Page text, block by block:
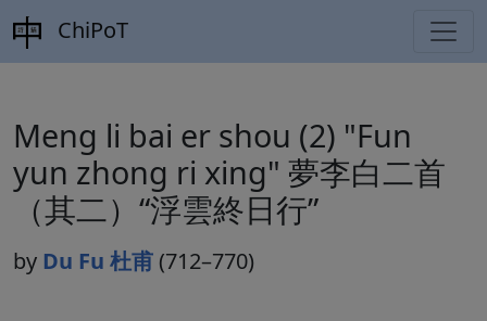
ChiPoT
Meng li bai er shou (2) "Fun
yun zhong ri xing" 夢李白二首
（其二）“浮雲終日行”
by Du Fu 杜甫 (712–770)